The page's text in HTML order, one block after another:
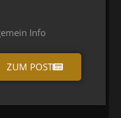
Info
ZUM POST